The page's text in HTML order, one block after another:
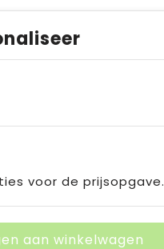
voor de prijsopgave.
aan winkelwagen